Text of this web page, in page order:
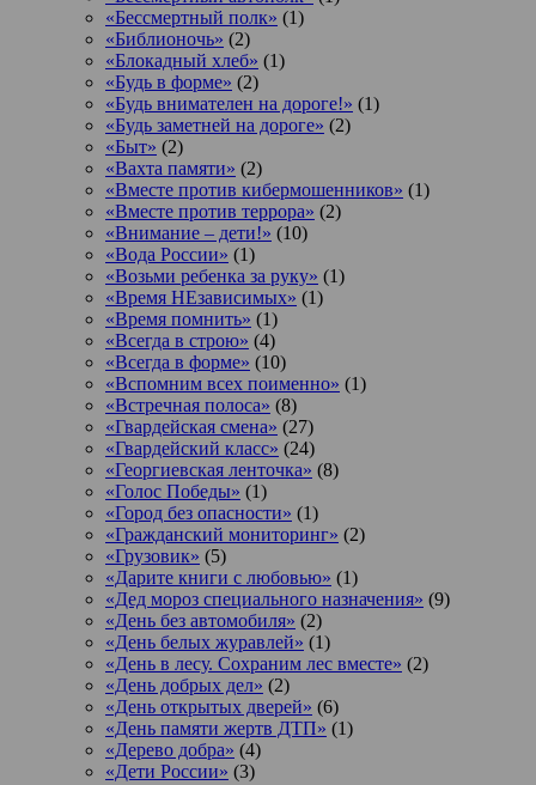
«Бессмертный полк» (1)
«Библионочь» (2)
«Блокадный хлеб» (1)
«Будь в форме» (2)
«Будь внимателен на дороге!» (1)
«Будь заметней на дороге» (2)
«Быт» (2)
«Вахта памяти» (2)
«Вместе против кибермошенников» (1)
«Вместе против террора» (2)
«Внимание – дети!» (10)
«Вода России» (1)
«Возьми ребенка за руку» (1)
«Время НЕзависимых» (1)
«Время помнить» (1)
«Всегда в строю» (4)
«Всегда в форме» (10)
«Вспомним всех поименно» (1)
«Встречная полоса» (8)
«Гвардейская смена» (27)
«Гвардейский класс» (24)
«Георгиевская ленточка» (8)
«Голос Победы» (1)
«Город без опасности» (1)
«Гражданский мониторинг» (2)
«Грузовик» (5)
«Дарите книги с любовью» (1)
«Дед мороз специального назначения» (9)
«День без автомобиля» (2)
«День белых журавлей» (1)
«День в лесу. Сохраним лес вместе» (2)
«День добрых дел» (2)
«День открытых дверей» (6)
«День памяти жертв ДТП» (1)
«Дерево добра» (4)
«Дети России» (3)